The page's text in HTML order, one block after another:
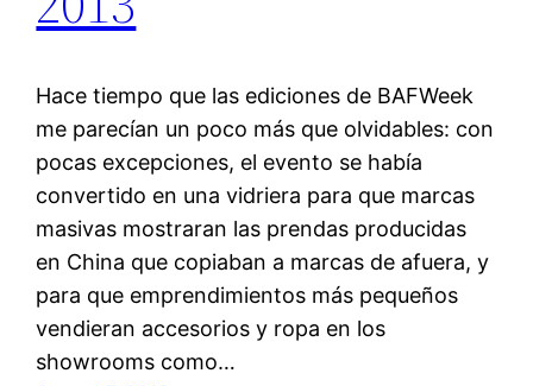
Hace tiempo que las ediciones de BAFWeek
me parecían un poco más que olvidables: con
pocas excepciones, el evento se había
convertido en una vidriera para que marcas
masivas mostraran las prendas producidas
en China que copiaban a marcas de afuera, y
para que emprendimientos más pequeños
vendieran accesorios y ropa en los
showrooms como…